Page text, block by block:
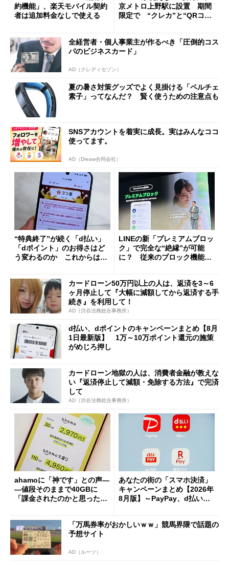
約機能」、楽天モバイル契約
者は追加料金なしで使える
京メトロ上野駅に設置 期間
限定で “クレカ”と“QRコー
全経営者・個人事業主が作るべき「圧倒的コス
パのビジネスカード」
AD（クレディセゾン）
夏の暑さ対策グッズでよく見掛ける「ペルチェ
素子」ってなんだ？ 賢く使うための注意点も
SNSアカウントを着実に成長。実はみんなココ
使ってます。
AD（Dreaw合同会社）
“特典終了”が続く「d払い」
「dポイント」のお得さはど
う変わるのか これからは
LINEの新「プレミアムブロッ
ク」で完全な“絶縁”が可能
に？ 従来のブロック機能と
カードローン50万円以上の人は、返済を3～6
ヶ月停止して『大幅に減額してから返済する手
続き』を利用して！
AD（渋谷法務総合事務所）
d払い、dポイントのキャンペーンまとめ【8月
1日最新版】 1万～10万ポイント還元の施策
がめじろ押し
カードローン地獄の人は、消費者金融が教えな
い『返済停止して減額・免除する方法』で完済
して
AD（渋谷法務総合事務所）
ahamoに「神です」との声―
―値段そのままで40GBに
「課金されたのかと思った」
あなたの街の「スマホ決済」
キャンペーンまとめ【2026年
8月版】～PayPay、d払い、a
「万馬券率がおかしいｗｗ」競馬界隈で話題の
予想サイト
AD（ルーツ）